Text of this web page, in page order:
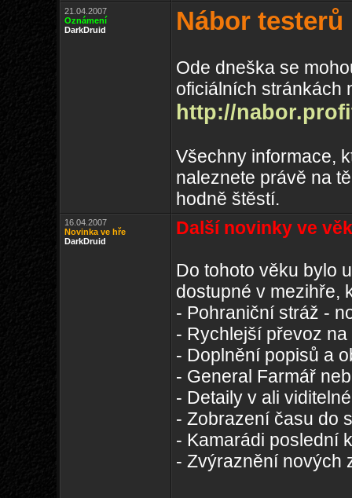
21.04.2007
Oznámení
DarkDruid
Nábor testerů
Ode dneška se
oficiálních stránkách
http://
Všechny informace,
naleznete právě na
hodně štěstí.
16.04.2007
Novinka ve hře
DarkDruid
Další novinky ve
Do tohoto věku bylo
dostupné v mezihře,
- Pohraniční stráž -
- Rychlejší převoz na
- Doplnění popisů a
- General Farmář
- Detaily v ali
- Zobrazení času do
- Kamarádi poslední
- Zvýraznění nových